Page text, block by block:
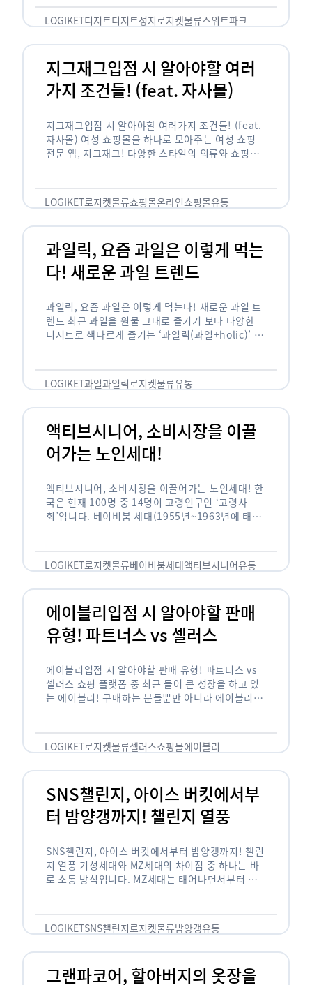
LOGIKET디저트디저트성지로지켓물류스위트파크
지그재그입점 시 알아야할 여러
가지 조건들! (feat. 자사몰)
지그재그입점 시 알아야할 여러가지 조건들! (feat.
자사몰) 여성 쇼핑몰을 하나로 모아주는 여성 쇼핑
전문 앱, 지그재그! 다양한 스타일의 의류와 쇼핑몰
LOGIKET로지켓물류쇼핑몰온라인쇼핑몰유통
과일릭, 요즘 과일은 이렇게 먹는
다! 새로운 과일 트렌드
과일릭, 요즘 과일은 이렇게 먹는다! 새로운 과일 트
렌드 최근 과일을 원물 그대로 즐기기 보다 다양한
디저트로 색다르게 즐기는 ‘과일릭(과일+holic)’ 트
…
LOGIKET과일과일릭로지켓물류유통
액티브시니어, 소비시장을 이끌
어가는 노인세대!
액티브시니어, 소비시장을 이끌어가는 노인세대! 한
국은 현재 100명 중 14명이 고령인구인 ‘고령사
회’입니다. 베이비붐 세대(1955년~1963년에 태어
오고 있습니다. 하지만 사회가 늙어가는 …
LOGIKET로지켓물류베이비붐세대액티브시니어유통
에이블리입점 시 알아야할 판매
유형! 파트너스 vs 셀러스
에이블리입점 시 알아야할 판매 유형! 파트너스 vs
셀러스 쇼핑 플랫폼 중 최근 들어 큰 성장을 하고 있
는 에이블리! 구매하는 분들뿐만 아니라 에이블리에
LOGIKET로지켓물류셀러스쇼핑몰에이블리
SNS챌린지, 아이스 버킷에서부
터 밤양갱까지! 챌린지 열풍
SNS챌린지, 아이스 버킷에서부터 밤양갱까지! 챌린
지 열풍 기성세대와 MZ세대의 차이점 중 하나는 바
로 소통 방식입니다. MZ세대는 태어나면서부터 디
도 능숙한 …
LOGIKETSNS챌린지로지켓물류밤양갱유통
그랜파코어, 할아버지의 옷장을